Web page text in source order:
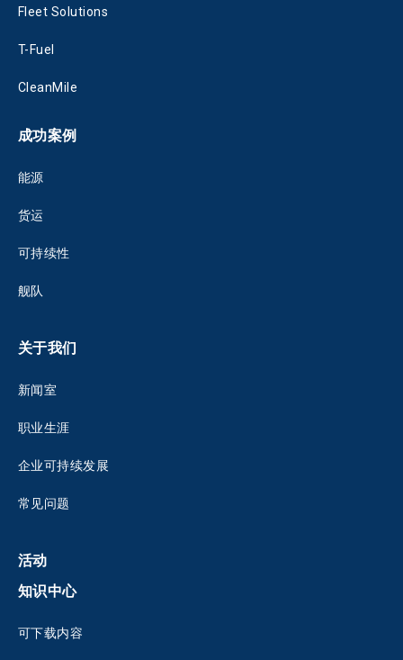
Fleet Solutions
T-Fuel
CleanMile
成功案例
能源
货运
可持续性
舰队
关于我们
新闻室
职业生涯
企业可持续发展
常见问题
活动
知识中心
可下载内容